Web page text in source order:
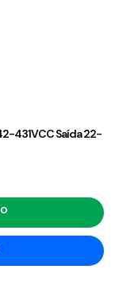
431VCC Saída 22-